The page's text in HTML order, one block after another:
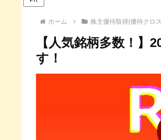
ホーム 株主優待取得(優待クロ
【人気銘柄多数！】
す！